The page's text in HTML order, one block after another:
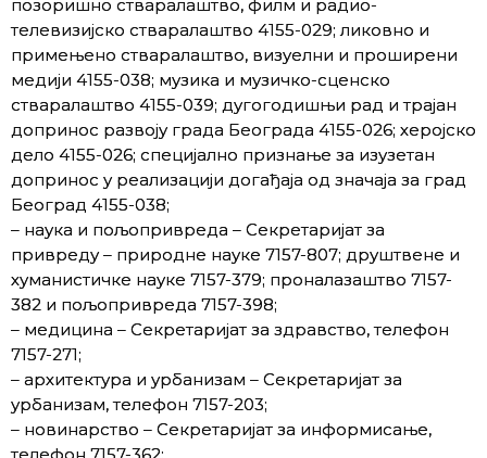
позоришно стваралаштво, филм и радио-
телевизијско стваралаштво 4155-029; ликовно и
примењено стваралаштво, визуелни и проширени
медији 4155-038; музика и музичко-сценско
стваралаштво 4155-039; дугогодишњи рад и трајан
допринос развоју града Београда 4155-026; херојско
дело 4155-026; специјално признање за изузетан
допринос у реализацији догађаја од значаја за град
Београд 4155-038;
– наука и пољопривреда – Секретаријат за
привреду – природне науке 7157-807; друштвене и
хуманистичке науке 7157-379; проналазаштво 7157-
382 и пољопривреда 7157-398;
– медицина – Секретаријат за здравство, телефон
7157-271;
– архитектура и урбанизам – Секретаријат за
урбанизам, телефон 7157-203;
– новинарство – Секретаријат за информисање,